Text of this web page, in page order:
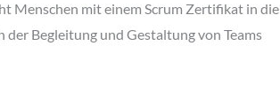
Menschen mit einem Scrum Zertifikat in die
Begleitung und Gestaltung von Teams